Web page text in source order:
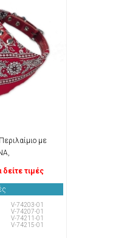
με
δείτε τιμές
V-74203-01
V-74207-01
V-74211-01
V-74215-01